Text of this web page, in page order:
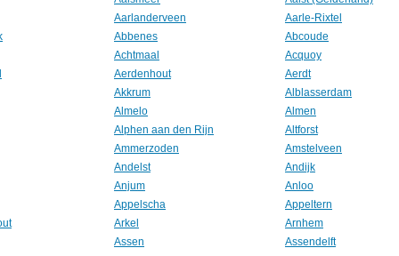
Aarlanderveen
Aarle-Rixtel
Abbenes
Abcoude
Achtmaal
Acquoy
Aerdenhout
Aerdt
Akkrum
Alblasserdam
Almelo
Almen
Alphen aan den Rijn
Altforst
Ammerzoden
Amstelveen
Andelst
Andijk
Anjum
Anloo
Appelscha
Appeltern
Arkel
Arnhem
Assen
Assendelft